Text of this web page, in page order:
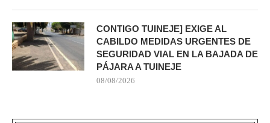
CONTIGO TUINEJE] EXIGE AL
CABILDO MEDIDAS URGENTES DE
SEGURIDAD VIAL EN LA BAJADA DE
PÁJARA A TUINEJE
08/08/2026